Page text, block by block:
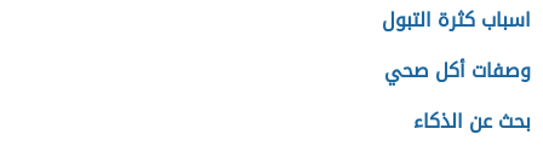
اسباب كثرة التبول
وصفات أكل صحي
بحث عن الذكاء